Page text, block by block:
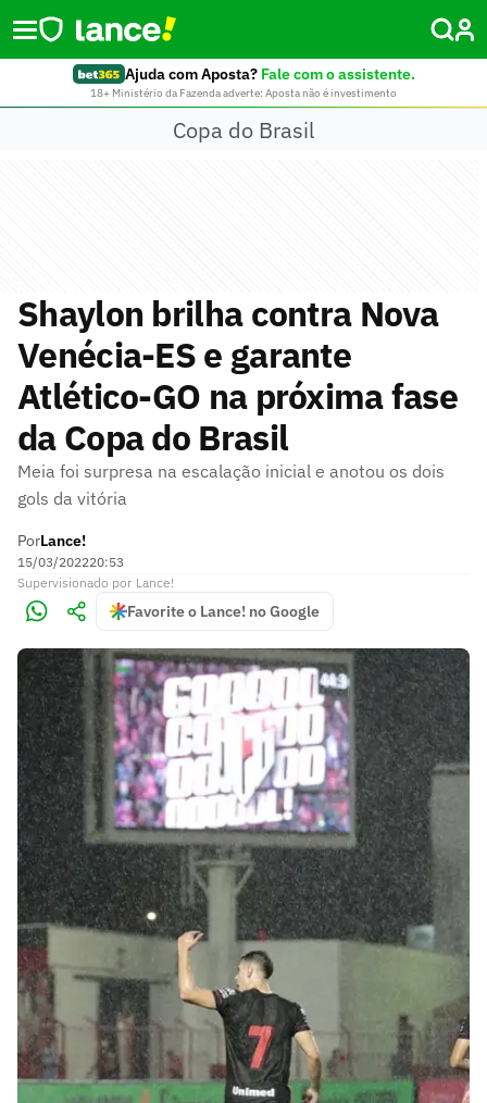
Ajuda com Aposta? Fale com o assistente.
18+ Ministério da Fazenda adverte: Aposta não é investimento
Copa do Brasil
Shaylon brilha contra Nova
Venécia-ES e garante
Atlético-GO na próxima fase
da Copa do Brasil
Meia foi surpresa na escalação inicial e anotou os dois
gols da vitória
PorLance!
15/03/202220:53
Supervisionado por Lance!
Favorite o Lance! no Google